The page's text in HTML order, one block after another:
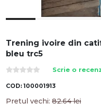
Trening ivoire din
bleu trc5
Scrie o
COD: 100001913
Pretul vechi: 82.64 lei